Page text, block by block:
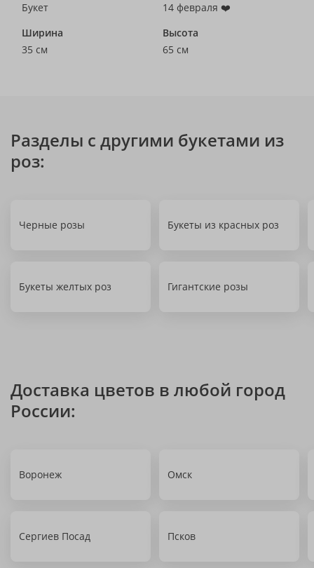
Букет
14 февраля ❤️
Ширина
35 см
Высота
65 см
Разделы с другими букетами из
роз:
Черные розы Букеты из красных роз
Букеты желтых роз Гигантские розы
Доставка цветов в любой город
России:
Воронеж Омск
Сергиев Посад Псков